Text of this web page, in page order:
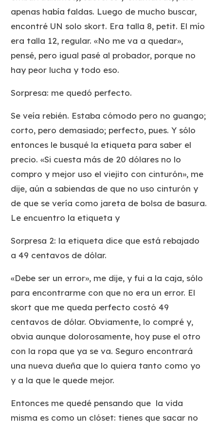
apenas había faldas. Luego de mucho buscar,
encontré UN solo skort. Era talla 8, petit. El mío
era talla 12, regular. «No me va a quedar»,
pensé, pero igual pasé al probador, porque no
hay peor lucha y todo eso.
Sorpresa: me quedó perfecto.
Se veía rebién. Estaba cómodo pero no guango;
corto, pero demasiado; perfecto, pues. Y sólo
entonces le busqué la etiqueta para saber el
precio. «Si cuesta más de 20 dólares no lo
compro y mejor uso el viejito con cinturón», me
dije, aún a sabiendas de que no uso cinturón y
de que se vería como jareta de bolsa de basura.
Le encuentro la etiqueta y
Sorpresa 2: la etiqueta dice que está rebajado
a 49 centavos de dólar.
«Debe ser un error», me dije, y fui a la caja, sólo
para encontrarme con que no era un error. El
skort que me queda perfecto costó 49
centavos de dólar. Obviamente, lo compré y,
obvia aunque dolorosamente, hoy puse el otro
con la ropa que ya se va. Seguro encontrará
una nueva dueña que lo quiera tanto como yo
y a la que le quede mejor.
Entonces me quedé pensando que la vida
misma es como un clóset: tienes que sacar no